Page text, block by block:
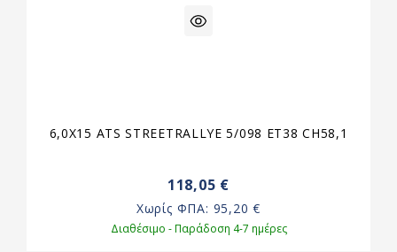
6,0X15 ATS STREETRALLYE 5/098 ET38 CH58,1
118,05 €
Χωρίς ΦΠΑ: 95,20 €
Διαθέσιμο - Παράδοση 4-7 ημέρες